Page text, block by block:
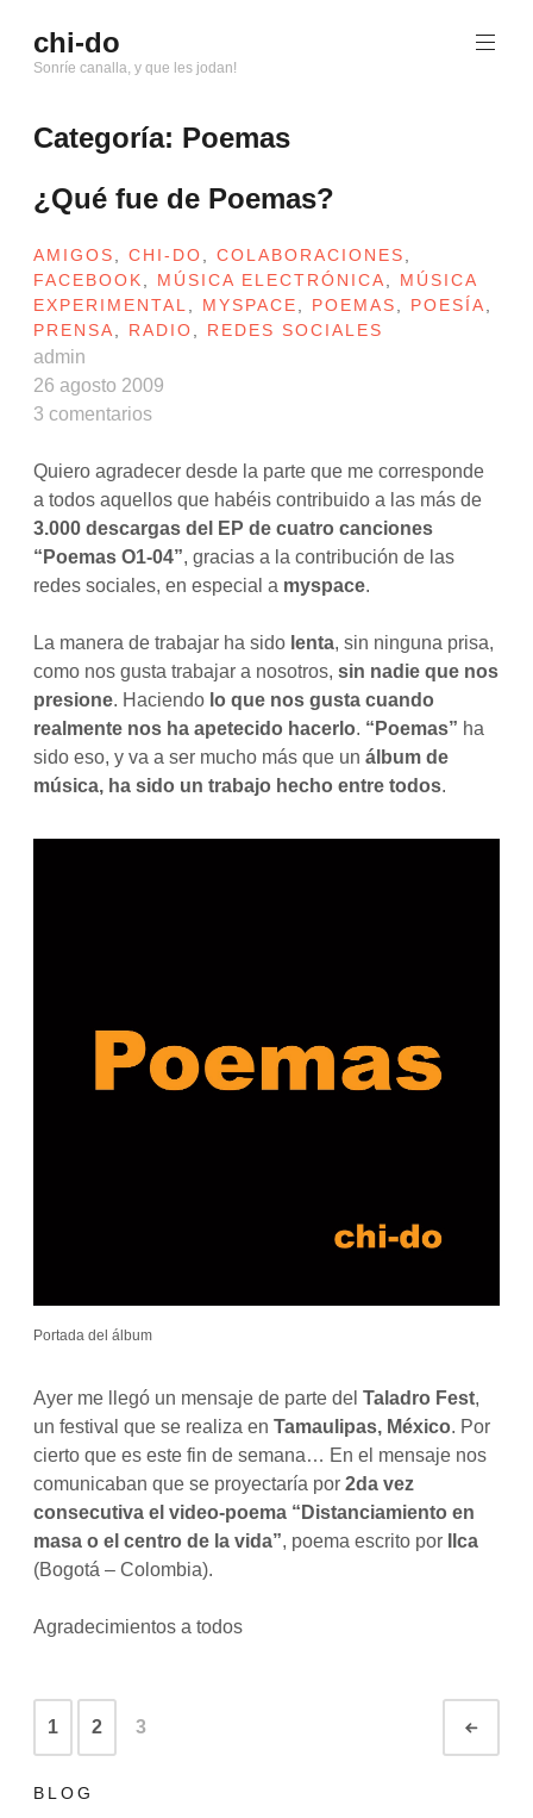
al
contenido
chi-do
Sonríe canalla, y que les jodan!
Categoría: Poemas
¿Qué fue de Poemas?
AMIGOS ,CHI-DO ,COLABORACIONES
FACEBOOK
MÚSICA ELECTRÓNICA
MÚSICA
EXPERIMENTAL
MYSPACE POEMAS POESÍA
PRENSA
RADIO REDES SOCIALES
admin
26 agosto 2009
3 comentarios
Quiero agradecer desde la parte que me corresponde
a todos aquellos que habéis contribuido a las más de
3.000 descargas del EP de cuatro canciones
“Poemas O1-04”, gracias a la contribución de las
redes sociales, en especial a myspace.
La manera de trabajar ha sido lenta, sin ninguna prisa,
como nos gusta trabajar a nosotros,sin nadie que nos
presione. Haciendo lo que nos gusta cuando
realmente nos ha apetecido hacerlo. “Poemas” ha
sido eso, y va a ser mucho más que unálbum de
música, ha sido un trabajo hecho entre todos.
Portada del álbum
Ayer me llegó un mensaje de parte delTaladro Fest,
un festival que se realiza enTamaulipas, México. Por
cierto que es este fin de semana… En el mensaje nos
comunicaban que se proyectaría por2da vez
consecutiva el video-poema “Distanciamiento en
masa o el centro de la vida”, poema escrito por
Ilca
(Bogotá – Colombia).
Agradecimientos a todos
v
e
1 2 3
BLOG